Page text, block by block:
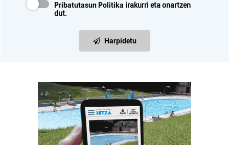
Pribatutasun Politika irakurri eta onartzen
dut.
Harpidetu